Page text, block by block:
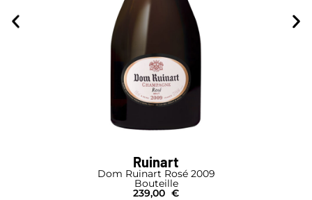
Ruinart
Dom Ruinart Rosé 2009
Bouteille
239,00 €